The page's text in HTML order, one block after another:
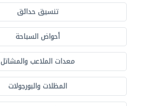
تنسيق حدائق
أحواض السباحة
معدات الملاعب والمشاتل
المظلات والبورجولات